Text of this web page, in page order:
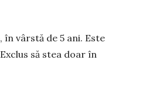
vârstă de 5 ani. Es­te
să stea doar în